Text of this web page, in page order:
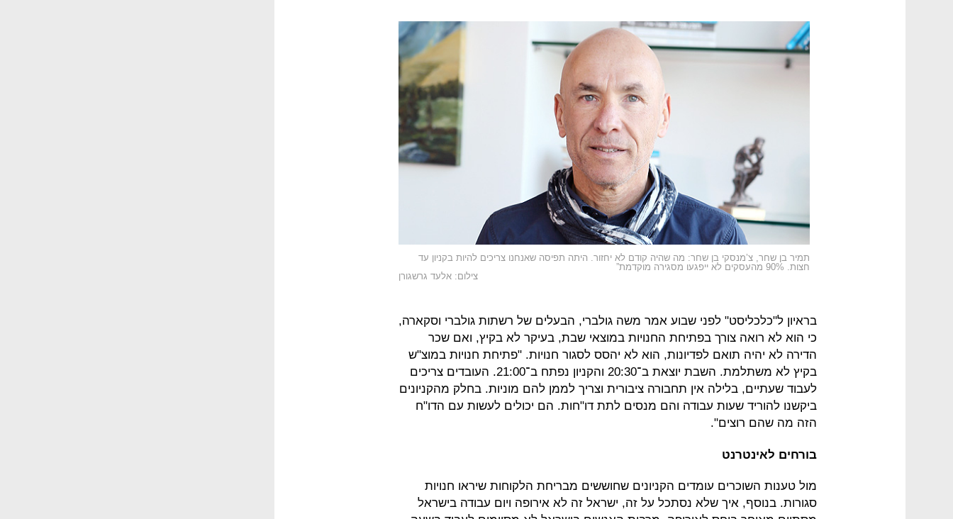
תמיר בן שחר, צ’מנסקי בן שחר: מה שהיה קודם לא יחזור. היתה תפיסה שאנחנו צריכים להיות בקניון עד
חצות. 90% מהעסקים לא ייפגעו מסגירה מוקדמת”
צילום: אלעד גרשגורן
בראיון ל"כלכליסט" לפני שבוע אמר משה גולברי, הבעלים של רשתות גולברי וסקארה,
כי הוא לא רואה צורך בפתיחת החנויות במוצאי שבת, בעיקר לא בקיץ, ואם שכר
הדירה לא יהיה תואם לפדיונות, הוא לא יהסס לסגור חנויות. "פתיחת חנויות במוצ"ש
בקיץ לא משתלמת. השבת יוצאת ב־20:30 והקניון נפתח ב־21:00. העובדים צריכים
לעבוד שעתיים, בלילה אין תחבורה ציבורית וצריך לממן להם מוניות. בחלק מהקניונים
ביקשנו להוריד שעות עבודה והם מנסים לתת דו"חות. הם יכולים לעשות עם הדו"ח
הזה מה שהם רוצים".
בורחים לאינטרנט
מול טענות השוכרים עומדים הקניונים שחוששים מבריחת הלקוחות שיראו חנויות
סגורות. בנוסף, איך שלא נסתכל על זה, ישראל זה לא אירופה ויום עבודה בישראל